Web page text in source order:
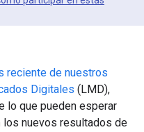
reciente de nuestros
Digitales (LMD),
lo que pueden esperar
los nuevos resultados de